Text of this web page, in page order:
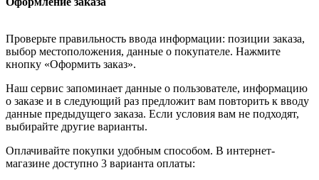
Проверьте правильность ввода информации: позиции заказа,
выбор местоположения, данные о покупателе. Нажмите
кнопку «Оформить заказ».
Наш сервис запоминает данные о пользователе, информацию
о заказе и в следующий раз предложит вам повторить к вводу
данные предыдущего заказа. Если условия вам не подходят,
выбирайте другие варианты.
Оплачивайте покупки удобным способом. В интернет-
магазине доступно 3 варианта оплаты: